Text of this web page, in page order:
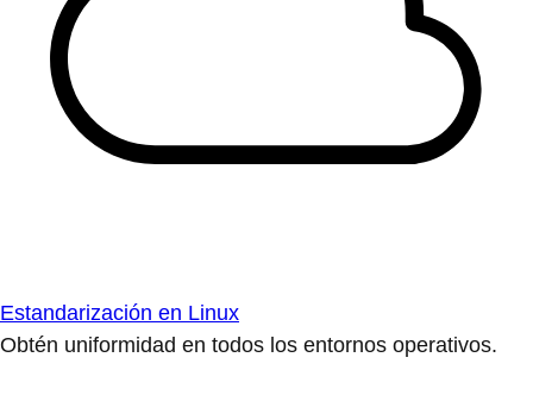
Estandarización en Linux
Obtén uniformidad en todos los entornos operativos.